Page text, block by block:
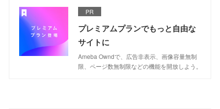
PR
プレミアムプランでもっと自由な
サイトに
Ameba Owndで、広告非表示、画像容量無制
限、ページ数無制限などの機能を開放しよう。